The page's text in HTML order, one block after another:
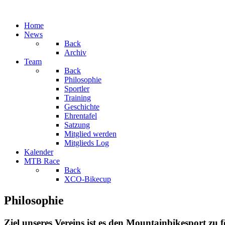
Home
News
Back
Archiv
Team
Back
Philosophie
Sportler
Training
Geschichte
Ehrentafel
Satzung
Mitglied werden
Mitglieds Log
Kalender
MTB Race
Back
XCO-Bikecup
Philosophie
Ziel unseres Vereins ist es den Mountainbikesport zu